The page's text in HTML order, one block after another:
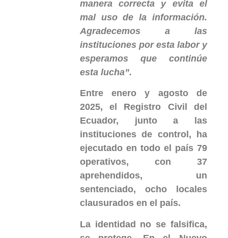
manera correcta y evita el
mal uso de la información.
Agradecemos a las
instituciones por esta labor y
esperamos que continúe
esta lucha”.
Entre enero y agosto de
2025, el Registro Civil del
Ecuador, junto a las
instituciones de control, ha
ejecutado en todo el país 79
operativos, con 37
aprehendidos, un
sentenciado, ocho locales
clausurados en el país.
La identidad no se falsifica,